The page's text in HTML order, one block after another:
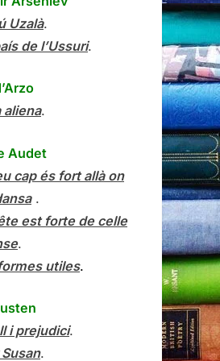
Uzalà.
de l’Ussuri.
aliena.
Audet
cap és fort allà on
.
est forte de celle
.
utiles.
i prejudici.
.